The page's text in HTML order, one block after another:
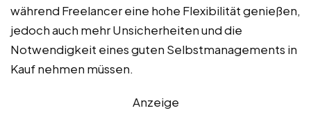
während Freelancer eine hohe Flexibilität genießen,
jedoch auch mehr Unsicherheiten und die
Notwendigkeit eines guten Selbstmanagements in
Kauf nehmen müssen.
Anzeige